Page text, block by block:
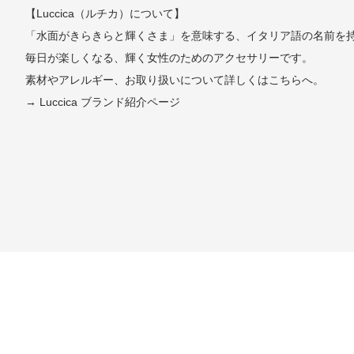
【Luccica（ルチカ）について】
「水面がきらきらと輝くさま」を意味する、イタリア語の名前を
毎日が楽しくなる、輝く女性のためのアクセサリーです。
素材やアレルギー、お取り扱いについて詳しくはこちらへ。
→ Luccica ブランド紹介ページ